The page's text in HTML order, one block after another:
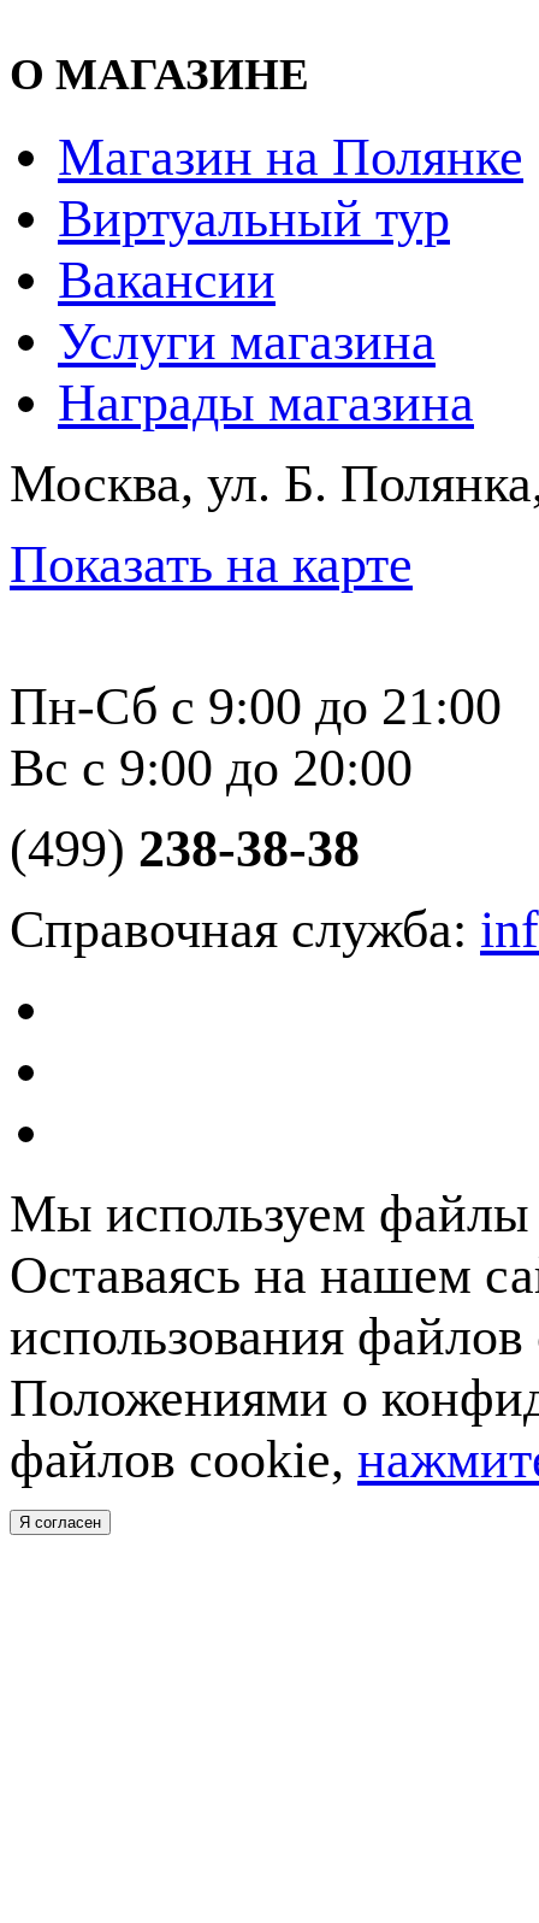
О МАГАЗИНЕ
Магазин на Полянке
Виртуальный тур
Вакансии
Услуги магазина
Награды магазина
Москва, ул. Б.
Показать на карте
Пн-Сб с 9:00 до 21:00
Вс с 9:00 до 20:00
(499) 238-38-38
Справочная служба:
Мы используем файлы
Оставаясь на нашем
использования
Положениями о
файлов cookie,
Я согласен